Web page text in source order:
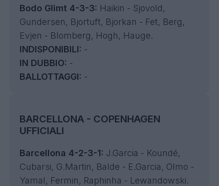
Bodo Glimt 4-3-3: Haikin - Sjovold,
Gundersen, Bjortuft, Bjorkan - Fet, Berg,
Evjen - Blomberg, Hogh, Hauge.
INDISPONIBILI: -
IN DUBBIO: -
BALLOTTAGGI: -
BARCELLONA - COPENHAGEN
UFFICIALI
Barcellona 4-2-3-1: J.Garcia - Koundé,
Cubarsi, G.Martin, Balde - E.Garcia, Olmo -
Yamal, Fermin, Raphinha - Lewandowski.